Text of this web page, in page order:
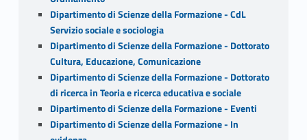
Dipartimento di Scienze della Formazione - CdL
Servizio sociale e sociologia
Dipartimento di Scienze della Formazione - Dottorato
Cultura, Educazione, Comunicazione
Dipartimento di Scienze della Formazione - Dottorato
di ricerca in Teoria e ricerca educativa e sociale
Dipartimento di Scienze della Formazione - Eventi
Dipartimento di Scienze della Formazione - In